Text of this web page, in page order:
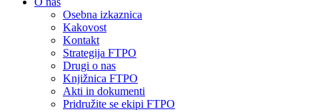
Osebna izkaznica
Kakovost
Kontakt
Strategija FTPO
Drugi o nas
Knjižnica FTPO
Akti in dokumenti
Pridružite se ekipi FTPO